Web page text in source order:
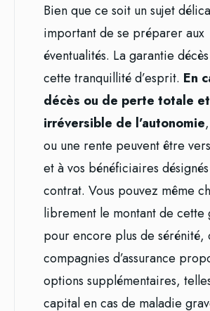
Bien que ce soit un sujet
important de se préparer aux
éventualités. La garantie
cette tranquillité d’esprit. En
décès ou de perte totale et
irréversible de l’autonomie
ou une rente peuvent être
et à vos bénéficiaires
contrat. Vous pouvez même
librement le montant de cette
pour encore plus de sérénité,
compagnies d’assurance
options supplémentaires,
capital en cas de maladie